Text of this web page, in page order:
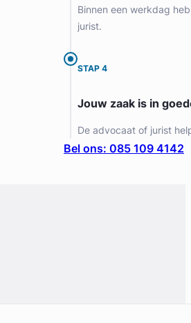
Binnen een werkdag
jurist.
STAP 4
Jouw zaak is in
De advocaat of jurist
Bel ons: 085 109 4142